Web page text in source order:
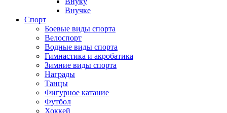
Внучке
Спорт
Боевые виды спорта
Велоспорт
Водные виды спорта
Гимнастика и акробатика
Зимние виды спорта
Награды
Танцы
Фигурное катание
Футбол
Хоккей